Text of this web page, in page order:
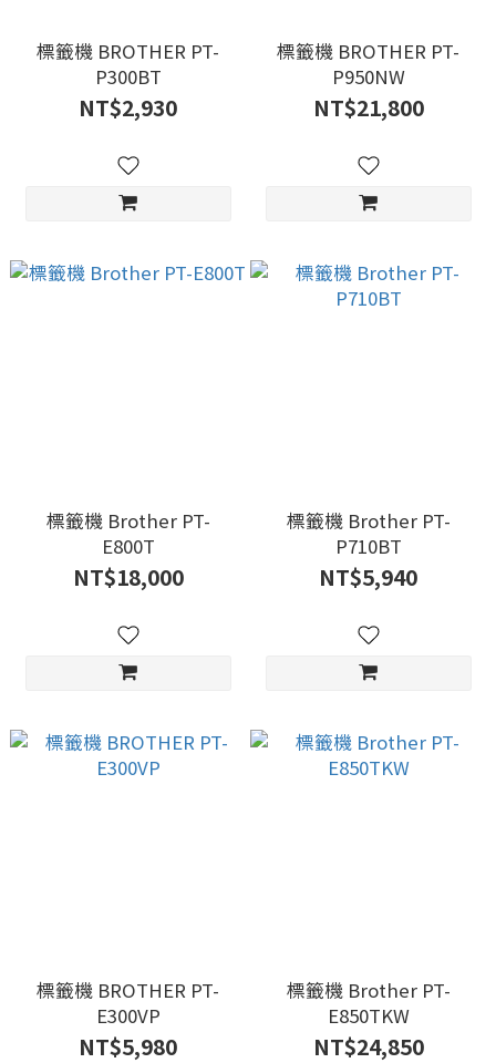
標籤機 BROTHER PT-
P300BT
NT$2,930
標籤機 BROTHER PT-
P950NW
NT$21,800
標籤機 Brother PT-
E800T
NT$18,000
標籤機 Brother PT-
P710BT
NT$5,940
標籤機 BROTHER PT-
E300VP
NT$5,980
標籤機 Brother PT-
E850TKW
NT$24,850